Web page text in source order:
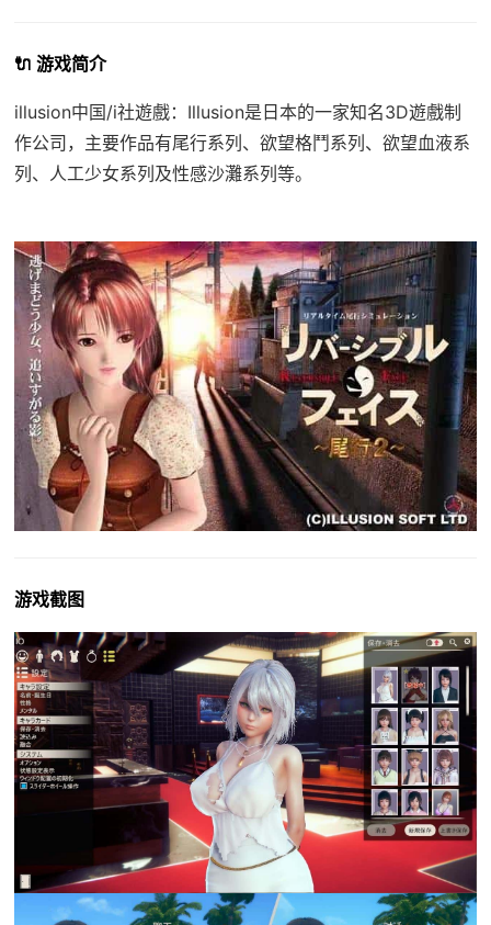
🔌 游戏简介
illusion中国/i社遊戲：Illusion是日本的一家知名3D遊戲制
作公司，主要作品有尾行系列、欲望格鬥系列、欲望血液系
列、人工少女系列及性感沙灘系列等。
游戏截图